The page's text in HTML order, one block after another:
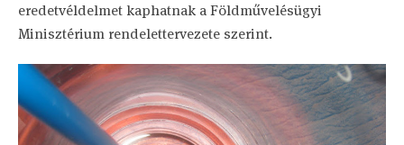
eredetvéldelmet kaphatnak a Földművelésügyi
Minisztérium rendelettervezete szerint.